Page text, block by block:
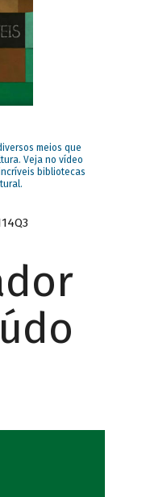
meios que
Veja no vídeo
bibliotecas